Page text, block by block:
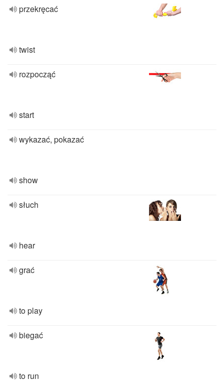
przekręcać
twist
rozpocząć
start
wykazać, pokazać
show
słuch
hear
grać
to play
biegać
to run